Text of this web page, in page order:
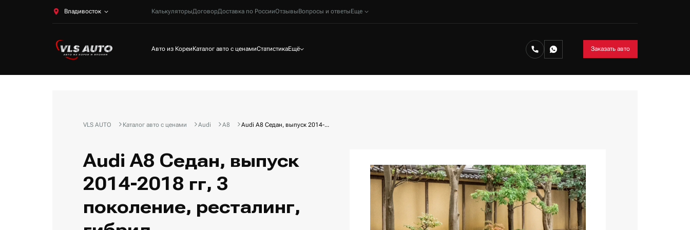
Владивосток КалькуляторыДоговорДоставка по РоссииОтзывыВопросы и ответыЕще
Авто из КореиКаталог авто с ценамиСтатистикаЕщё Заказать авто
VLS AUTO Каталог авто с ценами Audi A8 Audi A8 Седан, выпуск 2014-...
Audi A8 Седан, выпуск
2014-2018 гг, 3
поколение, ресталинг,